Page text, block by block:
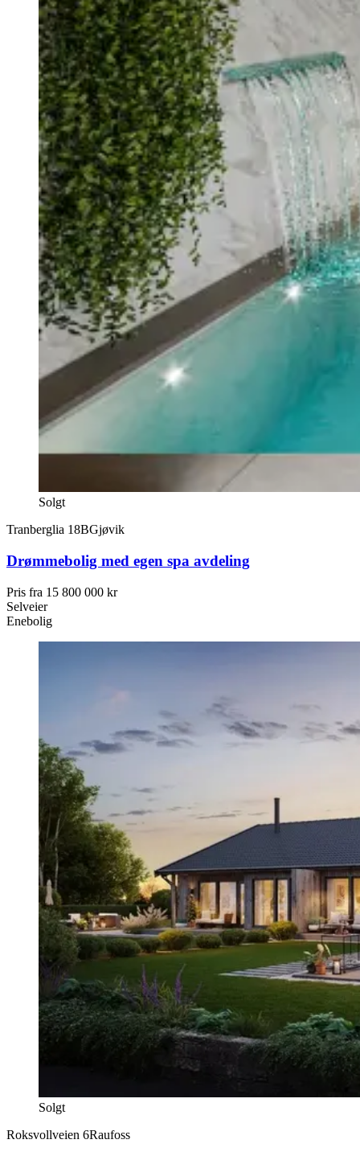
Solgt
Tranberglia 18BGjøvik
Drømmebolig med egen spa avdeling
Pris fra 15 800 000 kr
Selveier
Enebolig
Solgt
Roksvollveien 6Raufoss